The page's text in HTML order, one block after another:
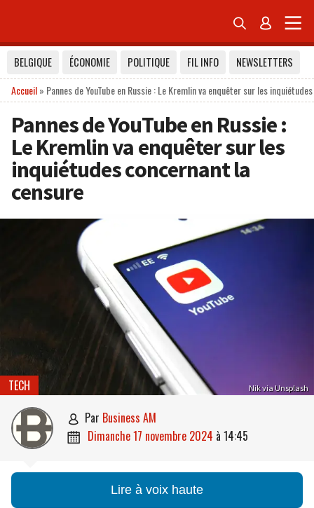
 
BELGIQUE ÉCONOMIE POLITIQUE FIL INFO
NEWSLETTERS
Accueil» Pannes de YouTube en Russie : Le Kremlin va enquêter sur les
Pannes de YouTube en Russie :
Le Kremlin va enquêter sur les
inquiétudes concernant la
censure
Nik via Unsplash
TECH
 par Business AM
 dimanche 17 novembre 2024 à 14:45
Lire à voix haute